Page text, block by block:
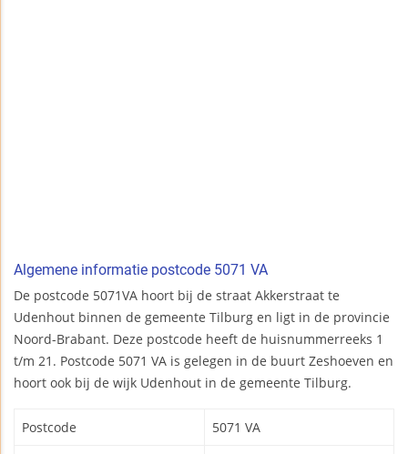
Algemene informatie postcode 5071 VA
De postcode 5071VA hoort bij de straat Akkerstraat te
Udenhout binnen de gemeente Tilburg en ligt in de provincie
Noord-Brabant. Deze postcode heeft de huisnummerreeks 1
t/m 21. Postcode 5071 VA is gelegen in de buurt Zeshoeven en
hoort ook bij de wijk Udenhout in de gemeente Tilburg.
Postcode 5071 VA